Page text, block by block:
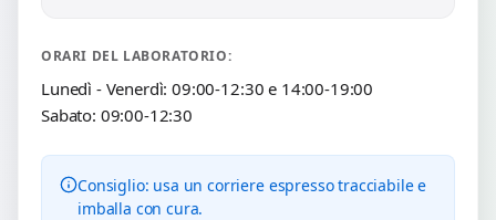
ORARI DEL LABORATORIO:
Lunedì - Venerdì: 09:00-12:30 e 14:00-19:00
Sabato: 09:00-12:30
Consiglio: usa un corriere espresso tracciabile e
imballa con cura.